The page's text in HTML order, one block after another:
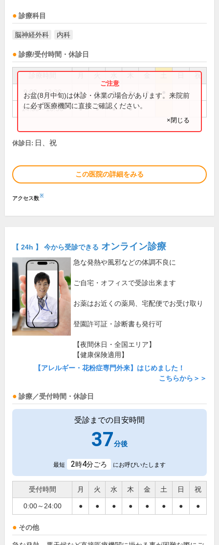
診療科目
脳神経外科 内科
診療/受付時間・休診日
祝
9:00～12:30 ● ● ● ● ●
14:30～18:30 ● ● ● ●
お盆(8月中旬)は休診・休業の場合があります。来院前
に必ず医療機関に直接ご確認ください。
×閉じる
休診日: 日、祝
この医院の詳細をみる
アクセス数※
【 24h 】 今から受診できる オンライン診療
急な発熱や風邪などの体調不良に
ご自宅・オフィスで受診出来ます
お薬はお近くの薬局、宅配便でお受け取り
登園許可証・診断書も発行可
【夜間休日・全国エリア】
【健康保険適用】
【アレルギー・花粉症専門外来】はじめました！
こちらから＞＞
診療／受付時間・休診日
受診までの目安時間
37分後
最短 2時4分ごろ にお呼びいたします
受付時間 月 火 水 木 金 土 日 祝
0:00～24:00 ● ● ● ● ● ● ● ●
その他